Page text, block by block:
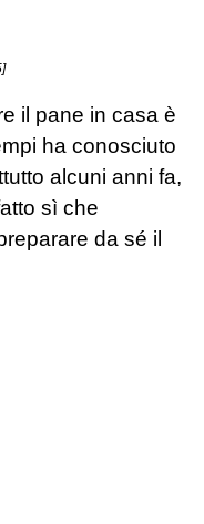
il pane in casa è
ha conosciuto
alcuni anni fa,
sì che
da sé il